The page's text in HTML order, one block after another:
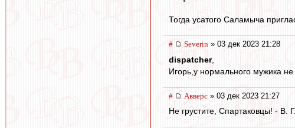
Тогда усатого Саламыча
# Severin » 03 дек 2023 21:28
dispatcher,
Игорь,у нормального мужика
# Авверс » 03 дек 2023 21:27
Не грустите, Спартаковцы! - В.